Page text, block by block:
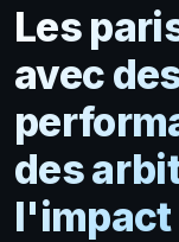
Les
avec
des
l'impact